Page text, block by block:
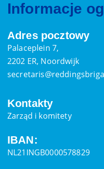
Informacje
Adres pocztowy
Palaceplein 7,
2202 ER, Noordwijk
Kontakty
Zarząd i komitety
IBAN:
NL21INGB0000578829